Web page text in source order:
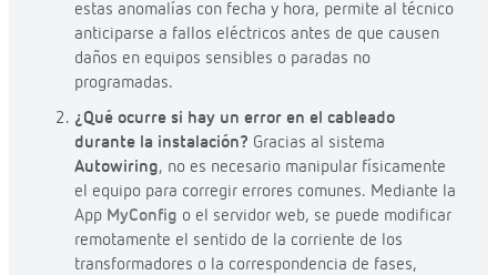
estas anomalías con fecha y hora, permite al técnico
anticiparse a fallos eléctricos antes de que causen
daños en equipos sensibles o paradas no
programadas.
¿Qué ocurre si hay un error en el cableado
durante la instalación? Gracias al sistema
Autowiring, no es necesario manipular físicamente
el equipo para corregir errores comunes. Mediante la
App MyConfig o el servidor web, se puede modificar
remotamente el sentido de la corriente de los
transformadores o la correspondencia de fases,